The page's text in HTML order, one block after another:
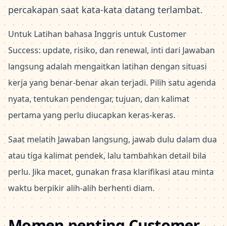
percakapan saat kata-kata datang terlambat.
Untuk Latihan bahasa Inggris untuk Customer
Success: update, risiko, dan renewal, inti dari Jawaban
langsung adalah mengaitkan latihan dengan situasi
kerja yang benar-benar akan terjadi. Pilih satu agenda
nyata, tentukan pendengar, tujuan, dan kalimat
pertama yang perlu diucapkan keras-keras.
Saat melatih Jawaban langsung, jawab dulu dalam dua
atau tiga kalimat pendek, lalu tambahkan detail bila
perlu. Jika macet, gunakan frasa klarifikasi atau minta
waktu berpikir alih-alih berhenti diam.